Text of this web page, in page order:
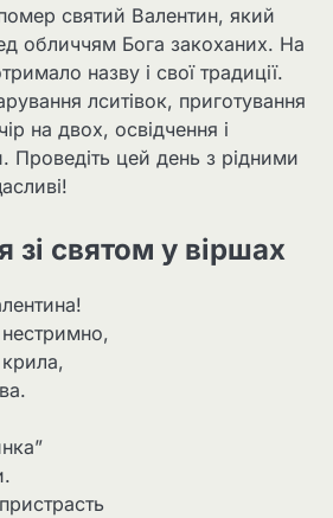
святий Валентин, який
обличчям Бога закоханих. На
назву і свої традиції.
лситівок, приготування
на двох, освідчення і
Проведіть цей день з рідними
зі святом у віршах